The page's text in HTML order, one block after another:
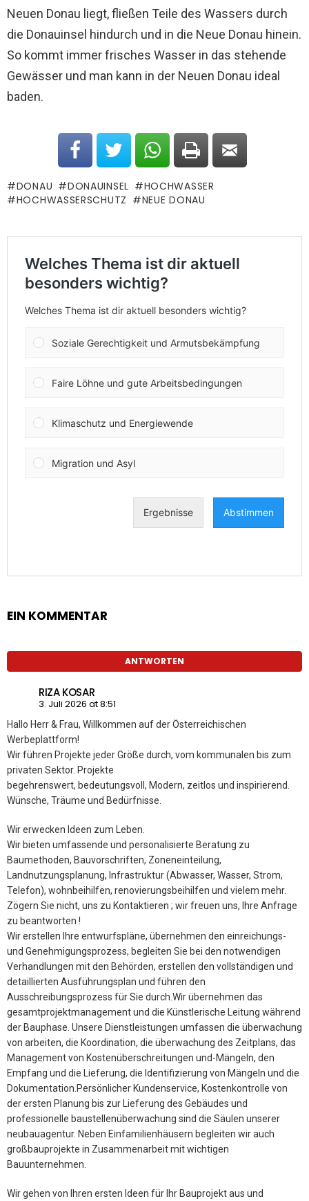
Neuen Donau liegt, fließen Teile des Wassers durch
die Donauinsel hindurch und in die Neue Donau hinein.
So kommt immer frisches Wasser in das stehende
Gewässer und man kann in der Neuen Donau ideal
baden.
DONAU DONAUINSEL
HOCHWASSER
HOCHWASSERSCHUTZ
NEUE DONAU
EIN KOMMENTAR
ANTWORTEN
RIZA KOSAR
3. Juli 2026 at 8:51
Hallo Herr & Frau, Willkommen auf der Österreichischen
Werbeplattform!
Wir führen Projekte jeder Größe durch, vom kommunalen bis zum
privaten Sektor. Projekte
begehrenswert, bedeutungsvoll, Modern, zeitlos und inspirierend.
Wünsche, Träume und Bedürfnisse.
Wir erwecken Ideen zum Leben.
Wir bieten umfassende und personalisierte Beratung zu
Baumethoden, Bauvorschriften, Zoneneinteilung,
Landnutzungsplanung, Infrastruktur (Abwasser, Wasser, Strom,
Telefon), wohnbeihilfen, renovierungsbeihilfen und vielem mehr.
Zögern Sie nicht, uns zu Kontaktieren ; wir freuen uns, Ihre Anfrage
zu beantworten !
Wir erstellen Ihre entwurfspläne, übernehmen den einreichungs-
und Genehmigungsprozess, begleiten Sie bei den notwendigen
Verhandlungen mit den Behörden, erstellen den vollständigen und
detaillierten Ausführungsplan und führen den
Ausschreibungsprozess für Sie durch.Wir übernehmen das
gesamtprojektmanagement und die Künstlerische Leitung während
der Bauphase. Unsere Dienstleistungen umfassen die überwachung
von arbeiten, die Koordination, die überwachung des Zeitplans, das
Management von Kostenüberschreitungen und-Mängeln, den
Empfang und die Lieferung, die Identifizierung von Mängeln und die
Dokumentation.Persönlicher Kundenservice, Kostenkontrolle von
der ersten Planung bis zur Lieferung des Gebäudes und
professionelle baustellenüberwachung sind die Säulen unserer
neubauagentur. Neben Einfamilienhäusern begleiten wir auch
großbauprojekte in Zusammenarbeit mit wichtigen
Bauunternehmen.
Wir gehen von Ihren ersten Ideen für Ihr Bauprojekt aus und